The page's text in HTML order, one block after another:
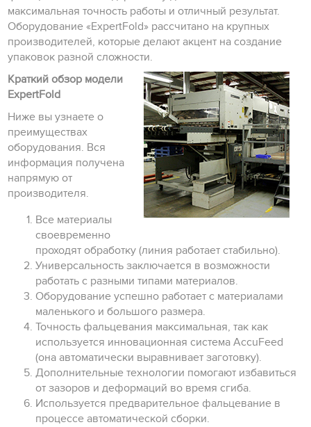
максимальная точность работы и отличный результат.
Оборудование «ExpertFold» рассчитано на крупных
производителей, которые делают акцент на создание
упаковок разной сложности.
Краткий обзор модели
ExpertFold
Ниже вы узнаете о
преимуществах
оборудования. Вся
информация получена
напрямую от
производителя.
Все материалы
своевременно
проходят обработку (линия работает стабильно).
Универсальность заключается в возможности
работать с разными типами материалов.
Оборудование успешно работает с материалами
маленького и большого размера.
Точность фальцевания максимальная, так как
используется инновационная система AccuFeed
(она автоматически выравнивает заготовку).
Дополнительные технологии помогают избавиться
от зазоров и деформаций во время сгиба.
Используется предварительное фальцевание в
процессе автоматической сборки.